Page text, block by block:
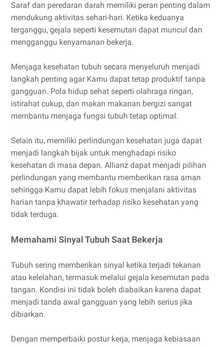
Saraf dan peredaran darah memiliki peran penting dalam
mendukung aktivitas sehari-hari. Ketika keduanya
terganggu, gejala seperti kesemutan dapat muncul dan
mengganggu kenyamanan bekerja.
Menjaga kesehatan tubuh secara menyeluruh menjadi
langkah penting agar Kamu dapat tetap produktif tanpa
gangguan. Pola hidup sehat seperti olahraga ringan,
istirahat cukup, dan makan makanan bergizi sangat
membantu menjaga fungsi tubuh tetap optimal.
Selain itu, memiliki perlindungan kesehatan juga dapat
menjadi langkah bijak untuk menghadapi risiko
kesehatan di masa depan. Allianz dapat menjadi pilihan
perlindungan yang membantu memberikan rasa aman
sehingga Kamu dapat lebih fokus menjalani aktivitas
harian tanpa khawatir terhadap risiko kesehatan yang
tidak terduga.
Memahami Sinyal Tubuh Saat Bekerja
Tubuh sering memberikan sinyal ketika terjadi tekanan
atau kelelahan, termasuk melalui gejala kesemutan pada
tangan. Kondisi ini tidak boleh diabaikan karena dapat
menjadi tanda awal gangguan yang lebih serius jika
dibiarkan.
Dengan memperbaiki postur kerja, menjaga kebiasaan